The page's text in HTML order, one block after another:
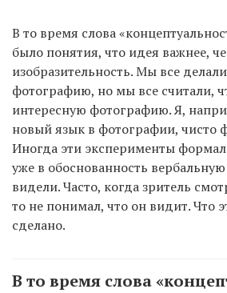
В то время слова
было понятия, что идея важнее,
изобразительность. Мы все
фотографию, но мы все считали,
интересную фотографию. Я,
новый язык в фотографии, чисто
Иногда эти эксперименты
уже в обоснованность
видели. Часто, когда зритель
то не понимал, что он видит. Что
сделано.
В то время слова